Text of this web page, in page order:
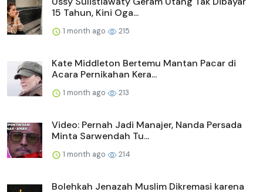
15 Tahun, Kini Oga...
1 month ago 215
Kate Middleton Bertemu Mantan Pacar di
Acara Pernikahan Kera...
1 month ago 213
Video: Pernah Jadi Manajer, Nanda Persada
Minta Sarwendah Tu...
1 month ago 214
Bolehkah Jenazah Muslim Dikremasi karena